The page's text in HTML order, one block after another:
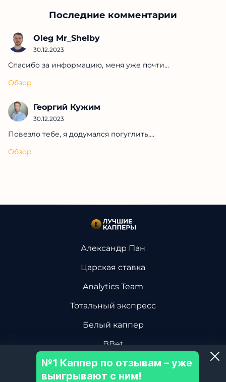
Последние комментарии
Oleg Mr_Shelby
30.12.2023
Спасибо за информацию, меня уже почти...
Обзор
Георгий Кужим
30.12.2023
Повезло тебе, я додумался погуглить,...
Обзор
Александр Пан
Царская ставка
Analytics Team
Тотальный экспресс
Белый каппер
BBet
Василий Винокуров
№1 Каппер по отзывам – уже
выигрывают с ним!